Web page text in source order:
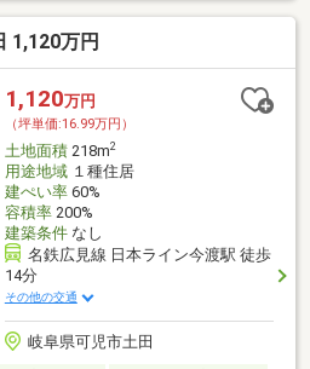
1,120万円
1,120万円
（坪単価:16.99万円）
土地面積218m2
用途地域１種住居
建ぺい率60%
容積率200%
建築条件なし
名鉄広見線 日本ライン今渡駅 徒歩
14分
その他の交通
岐阜県可児市土田